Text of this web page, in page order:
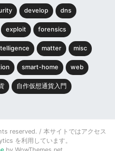
develop dns
exploit forensics
matter misc
smart-home web
自作仮想通貨入門
reserved. / 本サイトではアクセス
を利用しています。